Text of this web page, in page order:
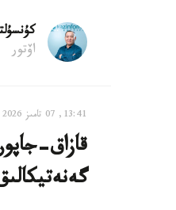
اۆتور
13:41, 07 تامىز 2026
قازاق-